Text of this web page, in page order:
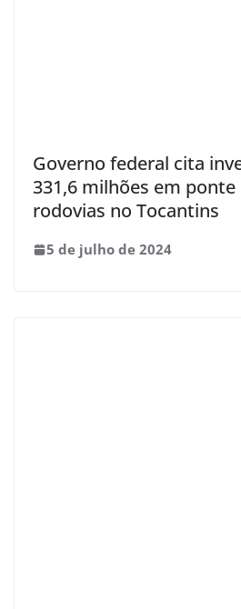
Governo federal cita
331,6 milhões em ponte
rodovias no Tocantins
5 de julho de 2024